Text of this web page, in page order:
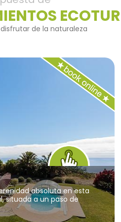
de la naturaleza
absoluta en esta
situada a un paso de
y perfecta para quienes
deporte, relax y la cultura